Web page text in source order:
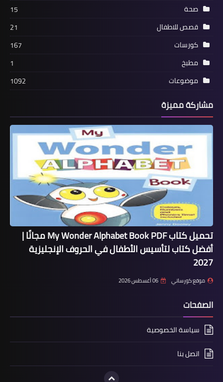
صحة
15
قصص للاطفال
21
كورسات
167
مطبخ
1
موضوعات
1092
مشاركة مميزة
تحميل كتاب My Wonder Alphabet Book PDF مجانًا |
أفضل كتاب لتأسيس الأطفال في الحروف الإنجليزية
2027
موقع كورساتي 06 أغسطس 2026
الصفحات
سياسة الخصوصية
اتصل بنا